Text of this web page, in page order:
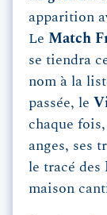
apparition
Le Match
se tiendra
nom à la
passée, le
chaque
anges, ses
le tracé des
maison